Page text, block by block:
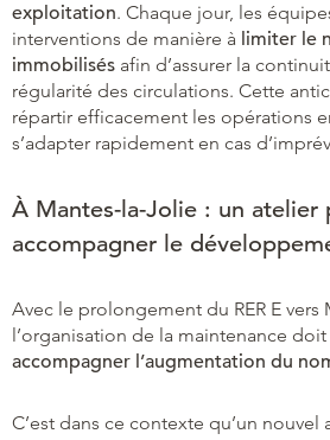
exploitation. Chaque jour, les
interventions de manière à limiter le
immobilisés afin d’assurer la
régularité des circulations. Cette
répartir efficacement les opérations
s’adapter rapidement en cas
À Mantes-la-Jolie : un atelier
accompagner le
Avec le prolongement du RER E vers
l’organisation de la maintenance
accompagner l’augmentation du
C’est dans ce contexte qu’un